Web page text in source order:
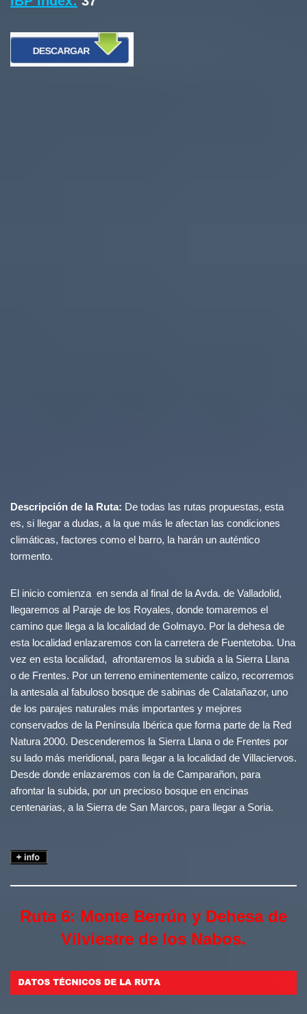
Descripción de la Ruta: De todas las rutas propuestas, esta
es, si llegar a dudas, a la que más le afectan las condiciones
climáticas, factores como el barro, la harán un auténtico
tormento.
El inicio comienza en senda al final de la Avda. de Valladolid,
llegaremos al Paraje de los Royales, donde tomaremos el
camino que llega a la localidad de Golmayo. Por la dehesa de
esta localidad enlazaremos con la carretera de Fuentetoba. Una
vez en esta localidad, afrontaremos la subida a la Sierra Llana
o de Frentes. Por un terreno eminentemente calizo, recorremos
la antesala al fabuloso bosque de sabinas de Calatañazor, uno
de los parajes naturales más importantes y mejores
conservados de la Península Ibérica que forma parte de la Red
Natura 2000. Descenderemos la Sierra Llana o de Frentes por
su lado más meridional, para llegar a la localidad de Villaciervos.
Desde donde enlazaremos con la de Camparañon, para
afrontar la subida, por un precioso bosque en encinas
centenarias, a la Sierra de San Marcos, para llegar a Soria.
Ruta 6: Monte Berrún y Dehesa de
Vilviestre de los Nabos.